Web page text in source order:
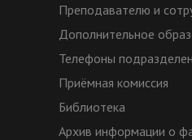
Преподавателю и
Дополнительное
Телефоны
Приёмная комиссия
Библиотека
Архив информации о